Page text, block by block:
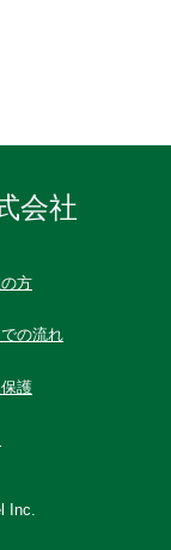
会社
方
の流れ
護
Inc.